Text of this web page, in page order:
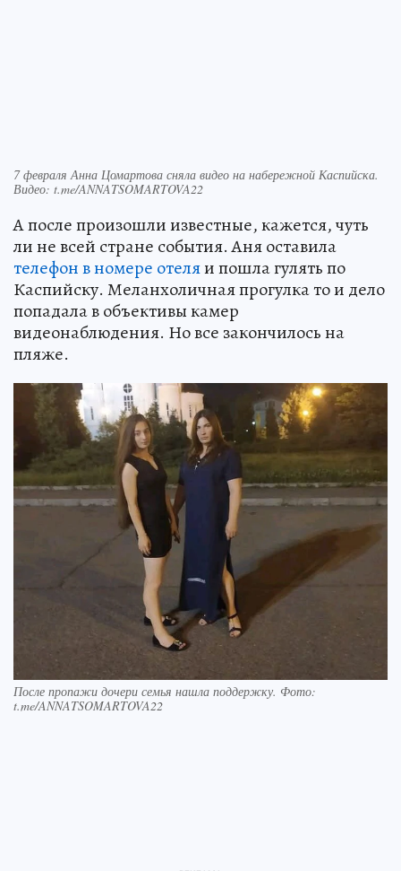
7 февраля Анна Цомартова сняла видео на набережной Каспийска.
Видео: t.me/ANNATSOMARTOVA22
А после произошли известные, кажется, чуть
ли не всей стране события. Аня оставила
телефон в номере отеляи пошла гулять по
Каспийску. Меланхоличная прогулка то и дело
попадала в объективы камер
видеонаблюдения. Но все закончилось на
пляже.
После пропажи дочери семья нашла поддержку. Фото:
t.me/ANNATSOMARTOVA22